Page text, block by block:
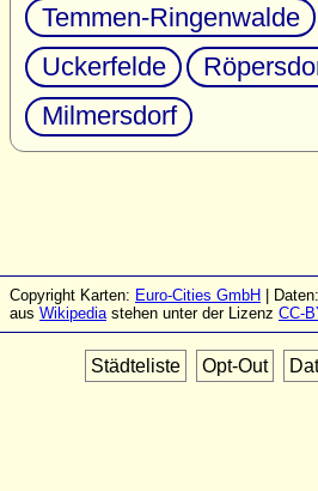
Temmen-Ringenwalde
Uckerfelde
Milmersdorf
Copyright Karten: Euro-Cities GmbH | Daten:
aus Wikipediastehen unter der Lizenz CC-
Städteliste Opt-Out